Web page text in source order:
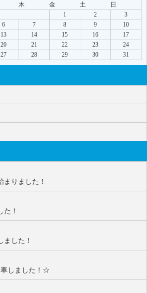
木 金 土
日
1
2
3
6 7 8 9
10
13 14 15 16
17
20 21 22 23
24
27 28 29 30 31
まりました！
た！
ました！
しました！☆